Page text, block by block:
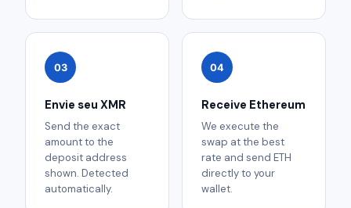
03
Envie seu XMR
Send the exact
amount to the
deposit address
shown. Detected
automatically.
04
Receive Ethereum
We execute the
swap at the best
rate and send ETH
directly to your
wallet.